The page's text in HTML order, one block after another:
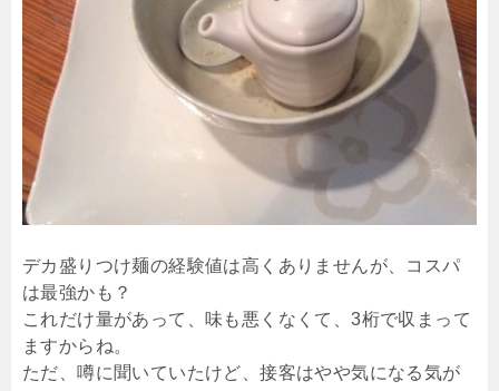
デカ盛りつけ麺の経験値は高くありませんが、コスパ
は最強かも？
これだけ量があって、味も悪くなくて、3桁で収まって
ますからね。
ただ、噂に聞いていたけど、接客はやや気になる気が